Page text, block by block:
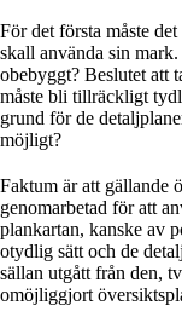
För det första måste
skall använda sin
obebyggt? Beslutet att
måste bli tillräckligt
grund för de
möjligt?
Faktum är att gällande
genomarbetad för att
plankartan, kanske av
otydlig sätt och de
sällan utgått från den,
omöjliggjort